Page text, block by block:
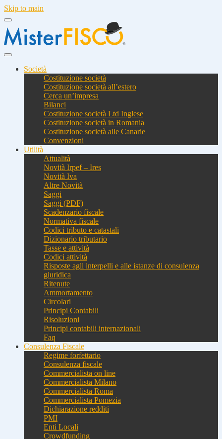
Skip to main
Società
Costituzione società
Costituzione società all’estero
Cerca un’impresa
Bilanci
Costituzione società Ltd Inglese
Costituzione società in Romania
Costituzione società alle Canarie
Convenzioni
Utilità
Attualità
Novità Irpef – Ires
Novità Iva
Altre Novità
Saggi
Saggi (PDF)
Scadenzario fiscale
Normativa fiscale
Codici tributo e catastali
Dizionario tributario
Tasse e attività
Codici attività
Risposte agli interpelli e alle istanze di consulenza
giuridica
Ritenute
Ammortamento
Circolari
Principi Contabili
Risoluzioni
Principi contabili internazionali
Faq
Consulenza Fiscale
Regime forfettario
Consulenza fiscale
Commercialista on line
Commercialista Milano
Commercialista Roma
Commercialista Pomezia
Dichiarazione redditi
PMI
Enti Locali
Crowdfunding